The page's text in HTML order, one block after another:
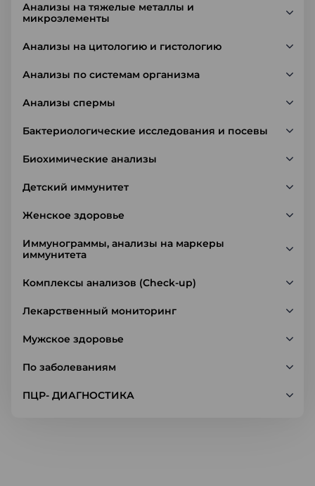
Анализы на тяжелые металлы и
микроэлементы
Анализы на цитологию и гистологию
Анализы по системам организма
Анализы спермы
Бактериологические исследования и посевы
Биохимические анализы
Детский иммунитет
Женское здоровье
Иммунограммы, анализы на маркеры
иммунитета
Комплексы анализов (Check-up)
Лекарственный мониторинг
Мужское здоровье
По заболеваниям
ПЦР- ДИАГНОСТИКА